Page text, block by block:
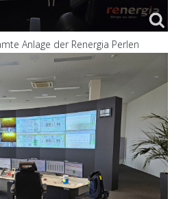
Anlage der Renergia Perlen